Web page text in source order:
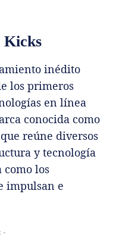
Kicks
inédito
los primeros
en línea
conocida como
reúne diversos
y tecnología
los
impulsan e
-